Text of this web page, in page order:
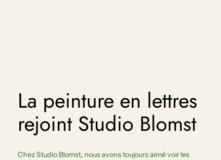
La peinture en lettres
rejoint Studio Blomst
Chez Studio Blomst, nous avons toujours aimé voir les